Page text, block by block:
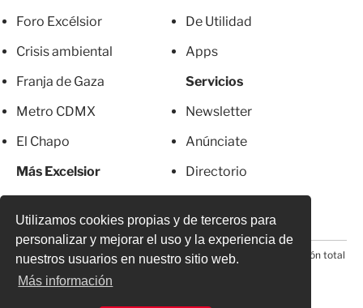
Utilizamos cookies propias y de terceros para
personalizar y mejorar el uso y la experiencia de
nuestros usuarios en nuestro sitio web.
Más información
Foro Excélsior
Crisis ambiental
Franja de Gaza
Metro CDMX
El Chapo
Más Excelsior
De Utilidad
Apps
Servicios
Newsletter
Anúnciate
Directorio
© 2026 Todos los derechos reservados. Prohibida la reproducción total
o parcial, incluyendo cualquier medio electrónico*